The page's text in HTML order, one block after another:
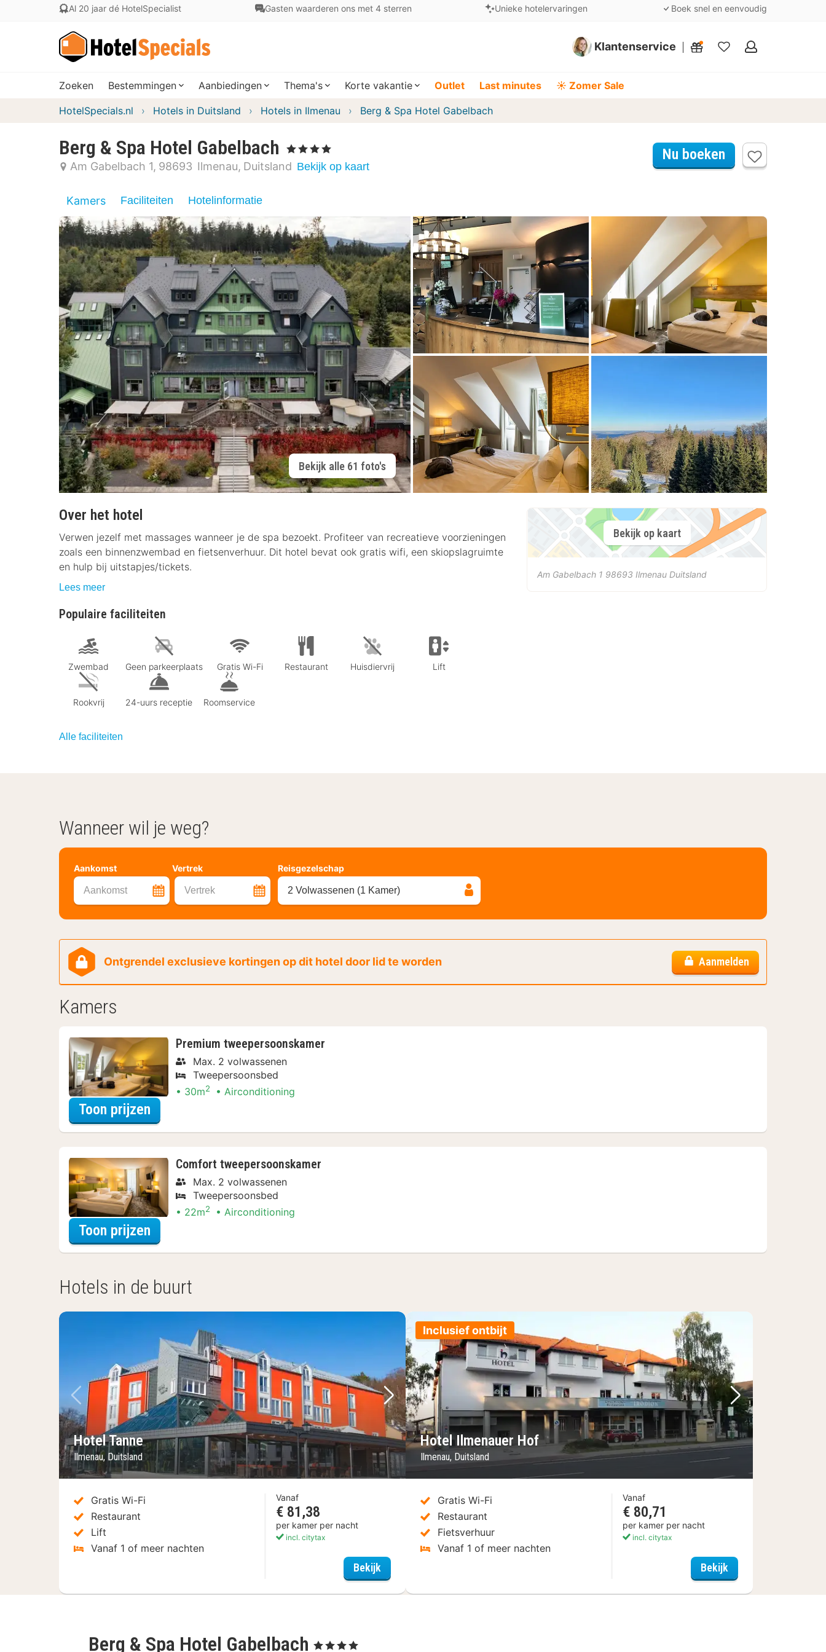
Al 20 jaar dé HotelSpecialist Gasten waarderen ons met 4 sterren Unieke hotelervaringen Boek snel en eenvoudig
Klantenservice
Mijn
Zoeken Bestemmingen Aanbiedingen Thema's Korte vakantie Outlet Last minutes ☀️ Zomer Sale
HotelSpecials.nl Hotels in Duitsland Hotels in Ilmenau Berg & Spa Hotel Gabelbach
Berg & Spa Hotel Gabelbach , 4 Sterren
Am Gabelbach 1 98693 Ilmenau Duitsland Bekijk op kaart
Nu boeken
Kamers Faciliteiten Hotelinformatie
Bekijk alle 61 foto's
Over het hotel
Verwen jezelf met massages wanneer je de spa bezoekt. Profiteer van recreatieve voorzieningen
zoals een binnenzwembad en fietsenverhuur. Dit hotel bevat ook gratis wifi, een skiopslagruimte
en hulp bij uitstapjes/tickets.
Lees meer
Populaire faciliteiten
Zwembad Geen parkeerplaats Gratis Wi-Fi Restaurant Huisdiervrij Lift
Rookvrij 24-uurs receptie Roomservice
Alle faciliteiten
Bekijk op kaart
Am Gabelbach 1 98693 Ilmenau Duitsland
Wanneer wil je weg?
Aankomst Vertrek
Aankomst Vertrek
Reisgezelschap
2 Volwassenen (1 Kamer)
Ontgrendel exclusieve kortingen op dit hotel door lid te worden Aanmelden
Kamers
Premium tweepersoonskamer
Max. 2 volwassenen
Tweepersoonsbed
30m2 Airconditioning
Toon prijzen
Comfort tweepersoonskamer
Max. 2 volwassenen
Tweepersoonsbed
22m2 Airconditioning
Toon prijzen
Hotels in de buurt
Vorige foto
Volgende foto
Hotel Tanne
Ilmenau, Duitsland
Gratis Wi-Fi
Restaurant
Lift
Vanaf 1 of meer nachten
Vanaf
€ 81,38
per kamer per nacht
incl. citytax
Bekijk
Inclusief ontbijt
Vorige foto
Volgende foto
Hotel Ilmenauer Hof
Ilmenau, Duitsland
Gratis Wi-Fi
Restaurant
Fietsverhuur
Vanaf 1 of meer nachten
Vanaf
€ 80,71
per kamer per nacht
incl. citytax
BekijkHotel Ilmenauer Hof
Berg & Spa Hotel Gabelbach , 4 Sterren